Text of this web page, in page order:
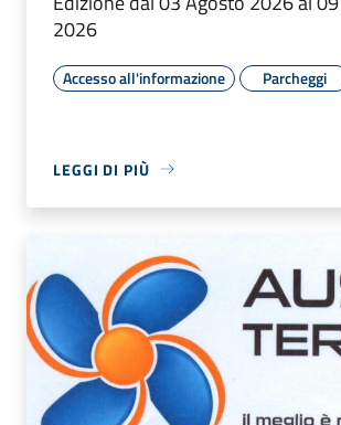
2026
Accesso all'informazione Parcheggi
LEGGI DI PIÙ